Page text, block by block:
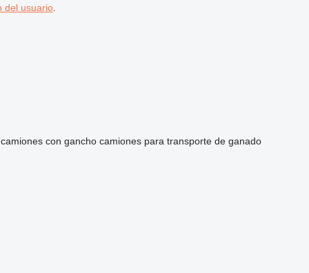
del usuario.
camiones con gancho camiones para transporte de ganado